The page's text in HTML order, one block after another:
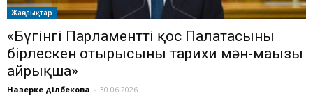
Жаңалықтар
«Бүгінгі Парламенттің қос Палатасының
бірлескен отырысының тарихи мән-маңызы
айрықша»
Назерке Әділбекова - 30.06.2026